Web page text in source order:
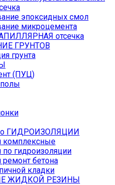
эпоксидных смол
микроцемента
отсечка
ГРУНТОВ
грунта
(ПУЦ)
полы
ГИДРОИЗОЛЯЦИИ
комплексные
гидроизоляции
бетона
кладки
ЖИДКОЙ РЕЗИНЫ